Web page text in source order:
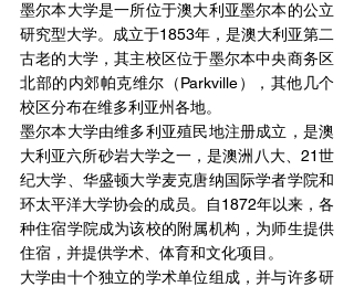
墨尔本大学是一所位于澳大利亚墨尔本的公立
研究型大学。成立于1853年，是澳大利亚第二
古老的大学，其主校区位于墨尔本中央商务区
北部的内郊帕克维尔（Parkville），其他几个
校区分布在维多利亚州各地。
墨尔本大学由维多利亚殖民地注册成立，是澳
大利亚六所砂岩大学之一，是澳洲八大、21世
纪大学、华盛顿大学麦克唐纳国际学者学院和
环太平洋大学协会的成员。自1872年以来，各
种住宿学院成为该校的附属机构，为师生提供
住宿，并提供学术、体育和文化项目。
大学由十个独立的学术单位组成，并与许多研